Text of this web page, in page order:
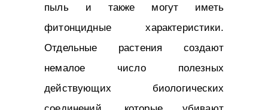
пыль и также могут иметь
фитонцидные характеристики.
Отдельные растения создают
немалое число полезных
действующих биологических